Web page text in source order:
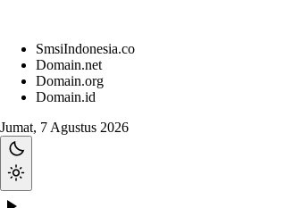
SmsiIndonesia.co
Domain.net
Domain.org
Domain.id
Jumat, 7 Agustus 2026